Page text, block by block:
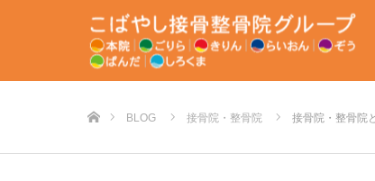
BLOG 接骨院・整骨院 接骨院・整骨院